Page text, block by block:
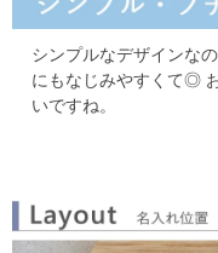
シンプルなデザインな
にもなじみやすくて◎
いですね。